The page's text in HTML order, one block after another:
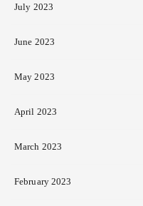
July 2023
June 2023
May 2023
April 2023
March 2023
February 2023